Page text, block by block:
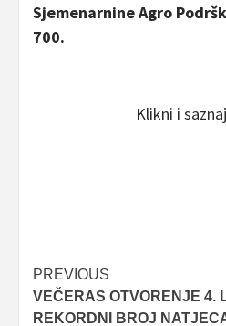
Sjemenarnine Agro
700.
Klikni i
Post
navigation
PREVIOUS
VEČERAS OTVORENJE 4.
REKORDNI BROJ